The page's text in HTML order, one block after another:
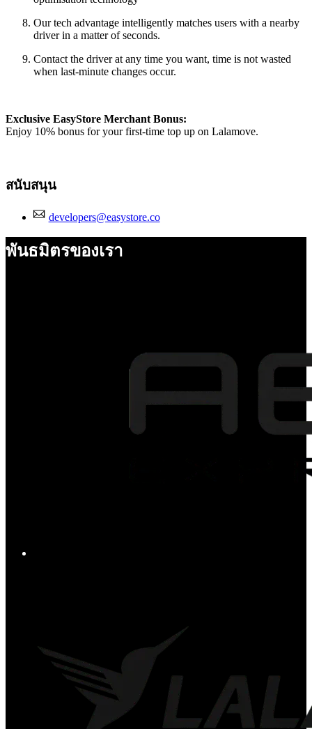
Our tech advantage intelligently matches users with a nearby
driver in a matter of seconds.
Contact the driver at any time you want, time is not wasted
when last-minute changes occur.
Exclusive EasyStore Merchant Bonus:
Enjoy 10% bonus for your first-time top up on Lalamove.
สนับสนุน
developers@easystore.co
พันธมิตรของเรา